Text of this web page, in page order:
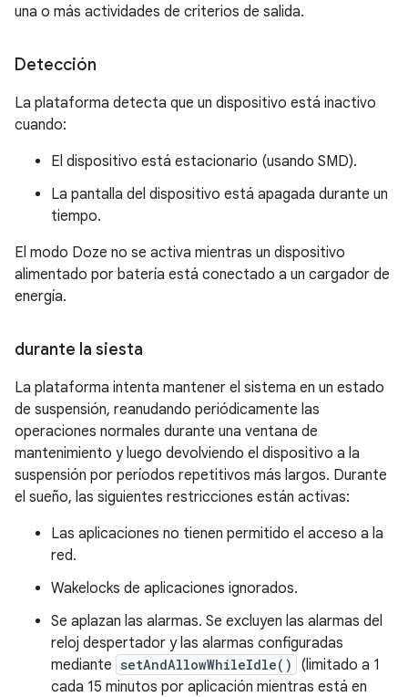
una o más actividades de criterios de salida.
Detección
La plataforma detecta que un dispositivo está inactivo
cuando:
El dispositivo está estacionario (usando SMD).
La pantalla del dispositivo está apagada durante un
tiempo.
El modo Doze no se activa mientras un dispositivo
alimentado por batería está conectado a un cargador de
energía.
durante la siesta
La plataforma intenta mantener el sistema en un estado
de suspensión, reanudando periódicamente las
operaciones normales durante una ventana de
mantenimiento y luego devolviendo el dispositivo a la
suspensión por períodos repetitivos más largos. Durante
el sueño, las siguientes restricciones están activas:
Las aplicaciones no tienen permitido el acceso a la
red.
Wakelocks de aplicaciones ignorados.
Se aplazan las alarmas. Se excluyen las alarmas del
reloj despertador y las alarmas configuradas
mediante setAndAllowWhileIdle()
(limitado a 1
cada 15 minutos por aplicación mientras está en